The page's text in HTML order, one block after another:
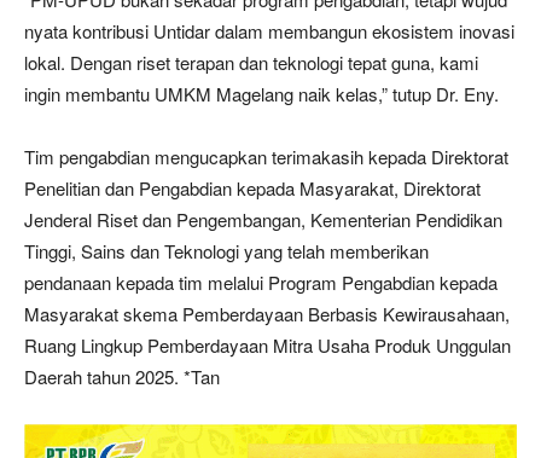
nyata kontribusi Untidar dalam membangun ekosistem inovasi
lokal. Dengan riset terapan dan teknologi tepat guna, kami
ingin membantu UMKM Magelang naik kelas,” tutup Dr. Eny.
Tim pengabdian mengucapkan terimakasih kepada Direktorat
Penelitian dan Pengabdian kepada Masyarakat, Direktorat
Jenderal Riset dan Pengembangan, Kementerian Pendidikan
Tinggi, Sains dan Teknologi yang telah memberikan
pendanaan kepada tim melalui Program Pengabdian kepada
Masyarakat skema Pemberdayaan Berbasis Kewirausahaan,
Ruang Lingkup Pemberdayaan Mitra Usaha Produk Unggulan
Daerah tahun 2025. *Tan